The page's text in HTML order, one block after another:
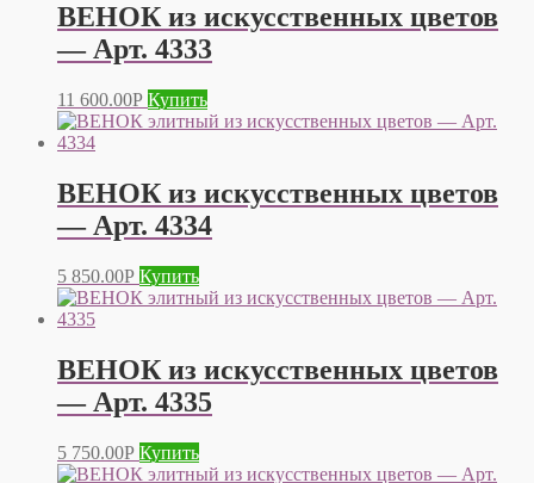
ВЕНОК из искусственных цветов
— Арт. 4333
11 600.00Р Купить
ВЕНОК из искусственных цветов
— Арт. 4334
5 850.00Р Купить
ВЕНОК из искусственных цветов
— Арт. 4335
5 750.00Р Купить